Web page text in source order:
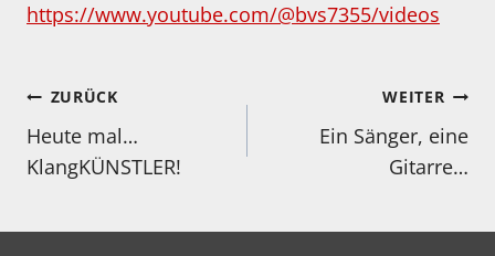
https://www.youtube.com/@bvs7355/videos
Beitragsnavigation
ZURÜCK
Heute mal…
KlangKÜNSTLER!
WEITER
Ein Sänger, eine
Gitarre…